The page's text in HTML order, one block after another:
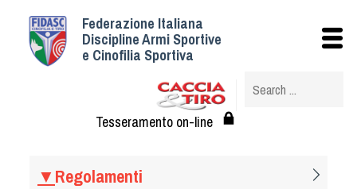
Federazione Italiana
Discipline Armi Sportive
e Cinofilia Sportiva
Tesseramento on-line
▼ Regolamenti
Istituzionale
Struttura
Albo Veterinari federali